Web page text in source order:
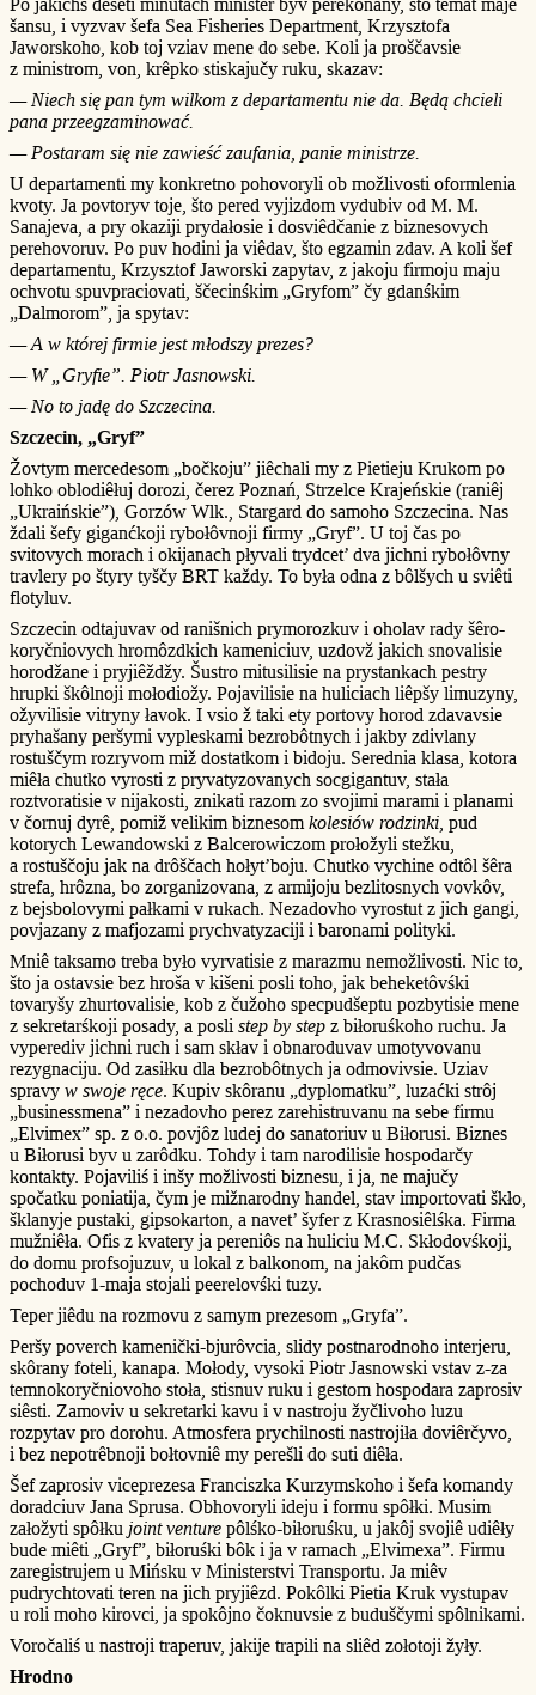
šansu, i vyzvav šefa Sea Fisheries Department, Krzysztofa
Jaworskoho, kob toj vziav mene do sebe. Koli ja proščavsie
z ministrom, von, krêpko stiskajučy ruku, skazav:
— Niech się pan tym wilkom z departamentu nie da. Będą chcieli
pana przeegzaminować.
— Postaram się nie zawieść zaufania, panie ministrze.
U departamenti my konkretno pohovoryli ob možlivosti oformlenia
kvoty. Ja povtoryv toje, što pered vyjizdom vydubiv od M. M.
Sanajeva, a pry okaziji prydałosie i dosviêdčanie z biznesovych
perehovoruv. Po puv hodini ja viêdav, što egzamin zdav. A koli šef
departamentu, Krzysztof Jaworski zapytav, z jakoju firmoju maju
ochvotu spuvpraciovati, ščecinśkim „Gryfom” čy gdanśkim
„Dalmorom”, ja spytav:
— A w której firmie jest młodszy prezes?
— W „Gryfie”. Piotr Jasnowski.
— No to jadę do Szczecina.
Szczecin, „Gryf”
Žovtym mercedesom „bočkoju” jiêchali my z Pietieju Krukom po
lohko oblodiêłuj dorozi, čerez Poznań, Strzelce Krajeńskie (raniêj
„Ukraińskie”), Gorzów Wlk., Stargard do samoho Szczecina. Nas
ždali šefy giganćkoji rybołôvnoji firmy „Gryf”. U toj čas po
svitovych morach i okijanach płyvali trydcet’ dva jichni rybołôvny
travlery po štyry tyščy BRT každy. To była odna z bôlšych u sviêti
flotyluv.
Szczecin odtajuvav od ranišnich prymorozkuv i oholav rady šêro-
koryčniovych hromôzdkich kameniciuv, uzdovž jakich snovalisie
horodžane i pryjiêždžy. Šustro mitusilisie na prystankach pestry
hrupki škôlnoji mołodiožy. Pojavilisie na huliciach liêpšy limuzyny,
ožyvilisie vitryny łavok. I vsio ž taki ety portovy horod zdavavsie
pryhašany peršymi vypleskami bezrobôtnych i jakby zdivlany
rostuščym rozryvom miž dostatkom i bidoju. Serednia klasa, kotora
miêła chutko vyrosti z pryvatyzovanych socgigantuv, stała
roztvoratisie v nijakosti, znikati razom zo svojimi marami i planami
v čornuj dyrê, pomiž velikim biznesom kolesiów rodzinki , pud
kotorych Lewandowski z Balcerowiczom prołožyli stežku,
a rostuščoju jak na drôščach hołyt’boju. Chutko vychine odtôl šêra
strefa, hrôzna, bo zorganizovana, z armijoju bezlitosnych vovkôv,
z bejsbolovymi pałkami v rukach. Nezadovho vyrostut z jich gangi,
povjazany z mafjozami prychvatyzaciji i baronami polityki.
Mniê taksamo treba było vyrvatisie z marazmu nemožlivosti. Nic to,
što ja ostavsie bez hroša v kišeni posli toho, jak beheketôvśki
tovaryšy zhurtovalisie, kob z čužoho specpudšeptu pozbytisie mene
z sekretarśkoji posady, a posli step by step z biłoruśkoho ruchu. Ja
vyperediv jichni ruch i sam skłav i obnaroduvav umotyvovanu
rezygnaciju. Od zasiłku dla bezrobôtnych ja odmovivsie. Uziav
spravy w swoje ręce. Kupiv skôranu „dyplomatku”, luzaćki strôj
„businessmena” i nezadovho perez zarehistruvanu na sebe firmu
„Elvimex” sp. z o.o. povjôz ludej do sanatoriuv u Biłorusi. Biznes
u Biłorusi byv u zarôdku. Tohdy i tam narodilisie hospodarčy
kontakty. Pojaviliś i inšy možlivosti biznesu, i ja, ne majučy
spočatku poniatija, čym je mižnarodny handel, stav importovati škło,
šklanyje pustaki, gipsokarton, a navet’ šyfer z Krasnosiêlśka. Firma
mužniêła. Ofis z kvatery ja pereniôs na huliciu M.C. Skłodovśkoji,
do domu profsojuzuv, u lokal z balkonom, na jakôm pudčas
pochoduv 1-maja stojali peerelovśki tuzy.
Teper jiêdu na rozmovu z samym prezesom „Gryfa”.
Peršy poverch kamenički-bjurôvcia, slidy postnarodnoho interjeru,
skôrany foteli, kanapa. Mołody, vysoki Piotr Jasnowski vstav z-za
temnokoryčniovoho stoła, stisnuv ruku i gestom hospodara zaprosiv
siêsti. Zamoviv u sekretarki kavu i v nastroju žyčlivoho luzu
rozpytav pro dorohu. Atmosfera prychilnosti nastrojiła doviêrčyvo,
i bez nepotrêbnoji bołtovniê my perešli do suti diêła.
Šef zaprosiv viceprezesa Franciszka Kurzymskoho i šefa komandy
doradciuv Jana Sprusa. Obhovoryli ideju i formu spôłki. Musim
załožyti spôłku joint venture pôlśko-biłoruśku, u jakôj svojiê udiêły
bude miêti „Gryf”, biłoruśki bôk i ja v ramach „Elvimexa”. Firmu
zaregistrujem u Mińsku v Ministerstvi Transportu. Ja miêv
pudrychtovati teren na jich pryjiêzd. Pokôlki Pietia Kruk vystupav
u roli moho kirovci, ja spokôjno čoknuvsie z buduščymi spôlnikami.
Voročaliś u nastroji traperuv, jakije trapili na sliêd zołotoji žyły.
Hrodno